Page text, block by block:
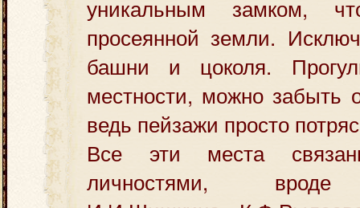
уникальным замком,
просеянной земли.
башни и цоколя.
местности, можно забыть
ведь пейзажи просто
Все эти места
личностями, вроде